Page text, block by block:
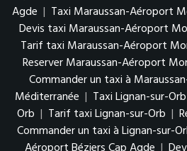
Agde | Taxi Maraussan-Aéroport
Devis taxi Maraussan-Aéroport
Tarif taxi Maraussan-Aéroport
Reserver Maraussan-Aéroport
Commander un taxi à
Méditerranée | Taxi Lignan-sur-Orb
Orb | Tarif taxi Lignan-sur-Orb |
Commander un taxi à Lignan-sur-